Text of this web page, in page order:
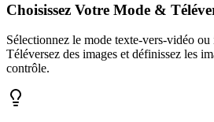
Choisissez Votre Mode &
Sélectionnez le mode texte-vers-vidéo
Téléversez des images et définissez les
contrôle.